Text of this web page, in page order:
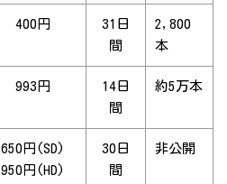
400円
31日
間
2,800
本
993円
14日
間
約5万本
650円(SD)
950円(HD)
30日
間
非公開